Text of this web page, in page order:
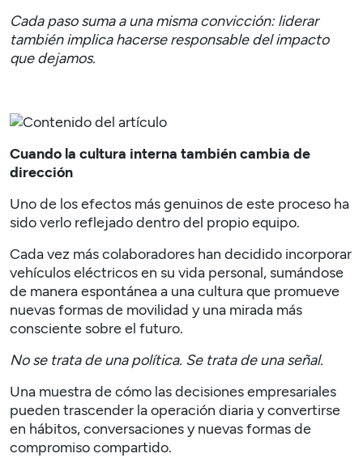
Cada paso suma a una misma convicción: liderar
también implica hacerse responsable del impacto
que dejamos.
Cuando la cultura interna también cambia de
dirección
Uno de los efectos más genuinos de este proceso ha
sido verlo reflejado dentro del propio equipo.
Cada vez más colaboradores han decidido incorporar
vehículos eléctricos en su vida personal, sumándose
de manera espontánea a una cultura que promueve
nuevas formas de movilidad y una mirada más
consciente sobre el futuro.
No se trata de una política. Se trata de una señal.
Una muestra de cómo las decisiones empresariales
pueden trascender la operación diaria y convertirse
en hábitos, conversaciones y nuevas formas de
compromiso compartido.